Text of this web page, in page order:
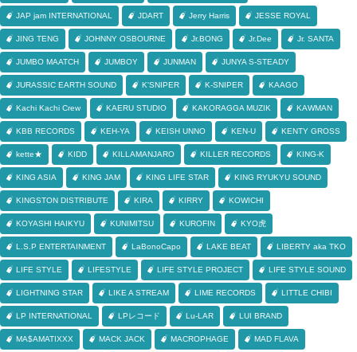
JAP jam INTERNATIONAL JDART Jerry Harris JESSE ROYAL
JING TENG JOHNNY OSBOURNE Jr.BONG Jr.Dee Jr. SANTA
JUMBO MAATCH JUMBOY JUNMAN JUNYA S-STEADY
JURASSIC EARTH SOUND K'SNIPER K-SNIPER KAAGO
Kachi Kachi Crew KAERU STUDIO KAKORAGGA MUZIK KAWMAN
KBB RECORDS KEH-YA KEISH UNNO KEN-U KENTY GROSS
kette★ KIDD KILLAMANJARO KILLER RECORDS KING-K
KING ASIA KING JAM KING LIFE STAR KING RYUKYU SOUND
KINGSTON DISTRIBUTE KIRA KIRRY KOWICHI
KOYASHI HAIKYU KUNIMITSU KUROFIN KYO虎
L.S.P ENTERTAINMENT LaBonoCapo LAKE BEAT LIBERTY aka TKO
LIFE STYLE LIFESTYLE LIFE STYLE PROJECT LIFE STYLE SOUND
LIGHTNING STAR LIKE A STREAM LIME RECORDS LITTLE CHIBI
LP INTERNATIONAL LPレコード Lu-LAR LUI BRAND
MA$AMATIXXX MACK JACK MACROPHAGE MAD FLAVA